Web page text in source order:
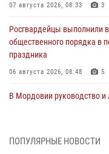
07 августа 2026, 08:33 3
Росгвардейцы выполнили
общественного порядка в
праздника
06 августа 2026, 08:48 5
В Мордовии руководство и
06 августа 2026, 08:14 9
ПОПУЛЯРНЫЕ НОВОСТИ